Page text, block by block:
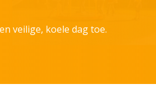
veilige, koele dag toe.